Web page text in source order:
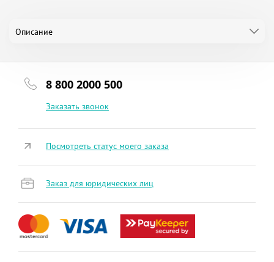
Описание
8 800 2000 500
Заказать звонок
Посмотреть статус моего заказа
Заказ для юридических лиц